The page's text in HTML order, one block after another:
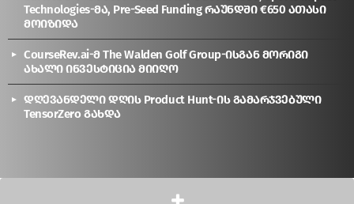
Technologies-მა, Pre-Seed Funding რაუნდში €650 ათასი
მოიზიდა
CourseRev.ai-მ The Walden Golf Group-ისგან მორიგი
ახალი ინვესტიცია მიიღო
დღევანდელი დღის Product Hunt-ის გამარჯვებული
TensorZero გახდა
© 2026 Created By :Gia